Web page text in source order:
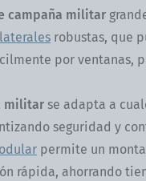
campaña militar
robustas, que
por ventanas,
militar se adapta a
seguridad y
permite un
rápida, ahorrando